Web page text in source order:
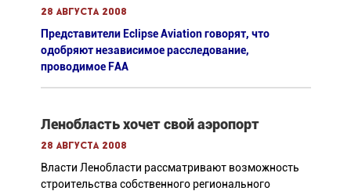
28 августа 2008
Представители Eclipse Aviation говорят, что
одобряют независимое расследование,
проводимое FAA
Ленобласть хочет свой аэропорт
28 августа 2008
Власти Ленобласти рассматривают возможность
строительства собственного регионального